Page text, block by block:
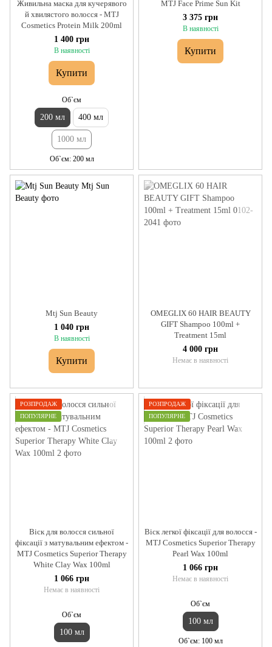
Живильна маска для кучерявого
й хвилястого волосся - MTJ
Cosmetics Protein Milk 200ml
1 400 грн
В наявності
Купити
Об`єм
200 мл 400 мл
1000 мл
Об`єм 200 мл
MTJ Face Prime Sun Kit
3 375 грн
В наявності
Купити
Mtj Sun Beauty
1 040 грн
В наявності
Купити
OMEGLIX 60 HAIR BEAUTY
GIFT Shampoo 100ml +
Treatment 15ml
4 000 грн
Немає в наявності
РОЗПРОДАЖ
ПОПУЛЯРНЕ
Віск для волосся сильної
фіксації з матувальним ефектом -
MTJ Cosmetics Superior Therapy
White Clay Wax 100ml
1 066 грн
Немає в наявності
Об`єм
100 мл
РОЗПРОДАЖ
ПОПУЛЯРНЕ
Віск легкої фіксації для волосся -
MTJ Cosmetics Superior Therapy
Pearl Wax 100ml
1 066 грн
Немає в наявності
Об`єм
100 мл
Об`єм 100 мл